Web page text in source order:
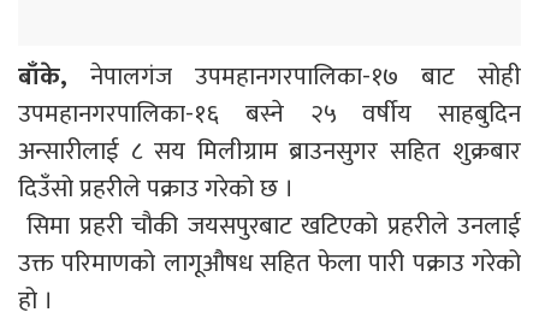
बाँके, नेपालगंज उपमहानगरपालिका-१७ बाट सोही
उपमहानगरपालिका-१६ बस्ने २५ वर्षीय साहबुदिन
अन्सारीलाई ८ सय मिलीग्राम ब्राउनसुगर सहित शुक्रबार
दिउँसो प्रहरीले पक्राउ गरेको छ ।
सिमा प्रहरी चौकी जयसपुरबाट खटिएको प्रहरीले उनलाई
उक्त परिमाणको लागूऔषध सहित फेला पारी पक्राउ गरेको
हो ।